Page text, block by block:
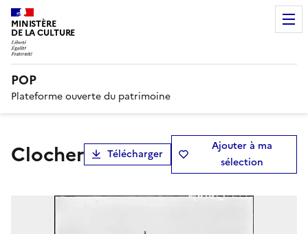
MINISTÈRE
DE LA CULTURE
POP
Plateforme ouverte du patrimoine
Clocher Télécharger
Ajouter à ma
sélection